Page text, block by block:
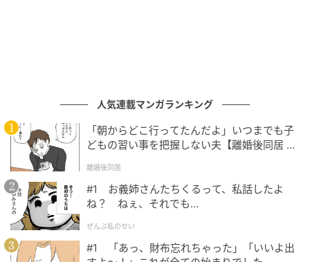
人気連載マンガランキング
「朝からどこ行ってたんだよ」いつまでも子
どもの習い事を把握しない夫【離婚後同居 Vo
離婚後同居
#1 お義姉さんたちくるって、私話したよ
ね？ ねぇ、それでも…
ぜんぶ私のせい
#1 「あっ、財布忘れちゃった」「いいよ出